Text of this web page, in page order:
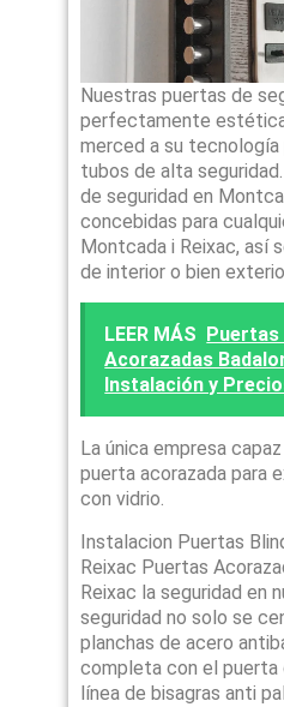
Nuestras puertas de
perfectamente
merced a su
tubos de alta
de seguridad en
concebidas para
Montcada i Reixac, así
de interior o bien
LEER MÁS
Puertas
Acorazadas
Instalación y
La única empresa
puerta acorazada para
con vidrio.
Instalacion Puertas
Reixac Puertas
Reixac la seguridad en
seguridad no solo se
planchas de acero
completa con el puerta
línea de bisagras anti